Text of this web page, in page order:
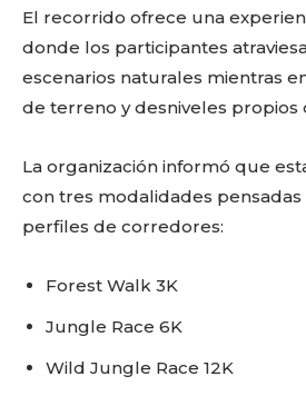
El recorrido ofrece una
donde los participantes
escenarios naturales mientras
de terreno y desniveles propios
La organización informó que
con tres modalidades pensadas
perfiles de corredores:
Forest Walk 3K
Jungle Race 6K
Wild Jungle Race 12K